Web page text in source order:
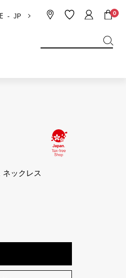
-JP 0
ネックレス